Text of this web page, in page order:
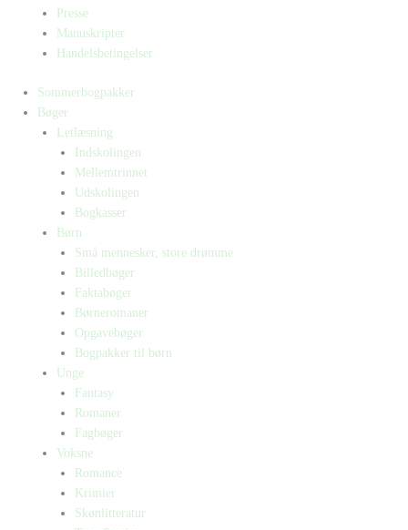
Presse
Manuskripter
Handelsbetingelser
Sommerbogpakker
Bøger
Letlæsning
Indskolingen
Mellemtrinnet
Udskolingen
Bogkasser
Børn
Små mennesker, store drømme
Billedbøger
Faktabøger
Børneromaner
Opgavebøger
Bogpakker til børn
Unge
Fantasy
Romaner
Fagbøger
Voksne
Romance
Krimier
Skønlitteratur